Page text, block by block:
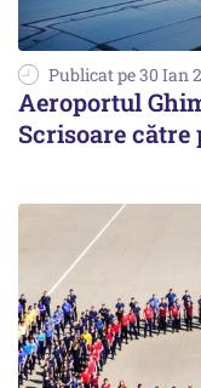
Publicat pe 30 Ian
Aeroportul
Scrisoare către